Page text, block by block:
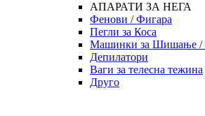
АПАРАТИ ЗА НЕГА
Фенови / Фигара
Пегли за Коса
Машинки за Шишање /
Депилатори
Ваги за телесна тежина
Друго